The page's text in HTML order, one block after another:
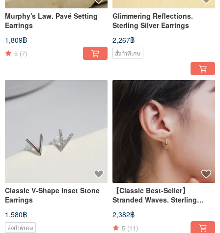
Murphy's Law. Pavé Setting
Earrings
1,809฿
5 (7)
Glimmering Reflections.
Sterling Silver Earrings
2,267฿
สั่งทำพิเศษ
Classic V-Shape Inset Stone
Earrings
1,580฿
สั่งทำพิเศษ
【Classic Best-Seller】
Stranded Waves. Sterling
Silver Easy Clasp Earrings
2,382฿
5 (11)